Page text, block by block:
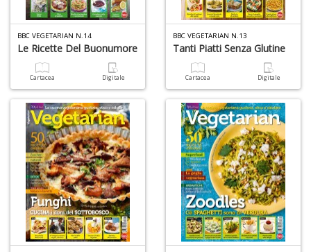
BBC VEGETARIAN N.14
Le Ricette Del Buonumore
Cartacea Digitale
BBC VEGETARIAN N.13
Tanti Piatti Senza Glutine
Cartacea Digitale